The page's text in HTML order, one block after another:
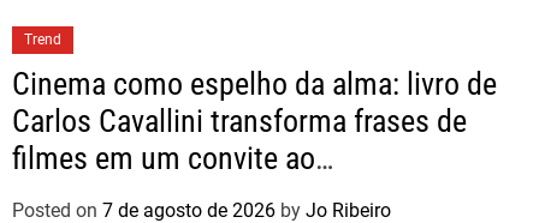
Trend
Cinema como espelho da alma: livro de
Carlos Cavallini transforma frases de
filmes em um convite ao
autoconhecimento
Posted on 7 de agosto de 2026 by Jo Ribeiro